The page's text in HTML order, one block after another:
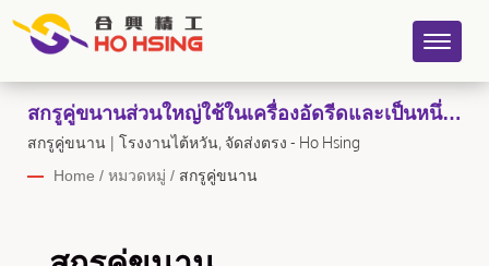
สกรูคู่ขนานส่วนใหญ่ใช้ในเครื่องอัดรีดและเป็นหนึ่ง
ในส่วนประกอบหลักของเครื่องอัดรีด
สกรูคู่ขนาน | โรงงานไต้หวัน, จัดส่งตรง - Ho Hsing
Home / หมวดหมู่ / สกรูคู่ขนาน